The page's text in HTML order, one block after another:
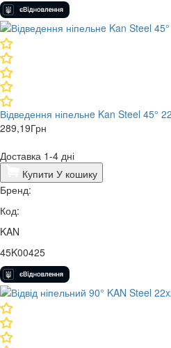
​Відведення ніпельнe Kan Steel 45°
289,19Грн
Доставка 1-4 дні
Купити У кошику
Бренд:
Код:
KAN
45K00425